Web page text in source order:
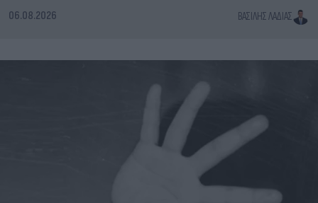
06.08.2026 ΒΑΣΊΛΗΣ ΛΑΔΙΆΣ